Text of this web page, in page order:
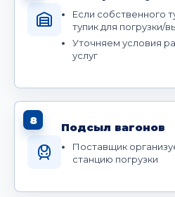
Если собственного
тупик для погрузки/
Уточняем условия
услуг
8
Подсыл вагонов
Поставщик
станцию погрузки